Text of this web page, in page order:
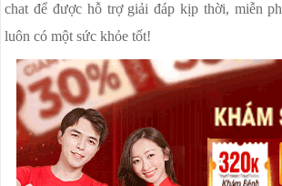
chat để được hỗ trợ giải đáp kịp thời, miễn
luôn có một sức khỏe tốt!